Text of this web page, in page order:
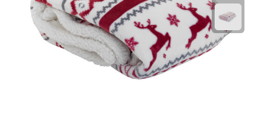
Wijnglazen
Koffieglazen